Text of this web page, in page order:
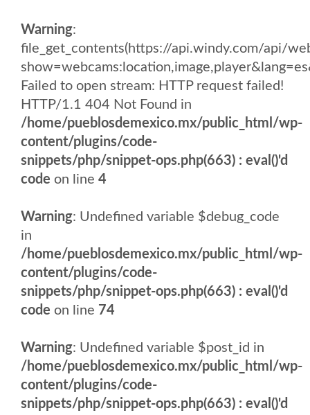
Warning:
file_get_contents(https://api.windy.com/api/
Failed to open stream: HTTP request failed!
HTTP/1.1 404 Not Found in
/home/pueblosdemexico.mx/public_html/wp-
content/plugins/code-
snippets/php/snippet-ops.php(663) : eval()'d
code on line 4
Warning: Undefined variable $debug_code
in
/home/pueblosdemexico.mx/public_html/wp-
content/plugins/code-
snippets/php/snippet-ops.php(663) : eval()'d
code on line 74
Warning: Undefined variable $post_id in
/home/pueblosdemexico.mx/public_html/wp-
content/plugins/code-
snippets/php/snippet-ops.php(663) : eval()'d